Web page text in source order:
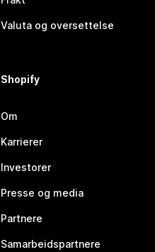
Valuta og oversettelse
Shopify
Om
Karrierer
Investorer
Presse og media
Partnere
Samarbeidspartnere